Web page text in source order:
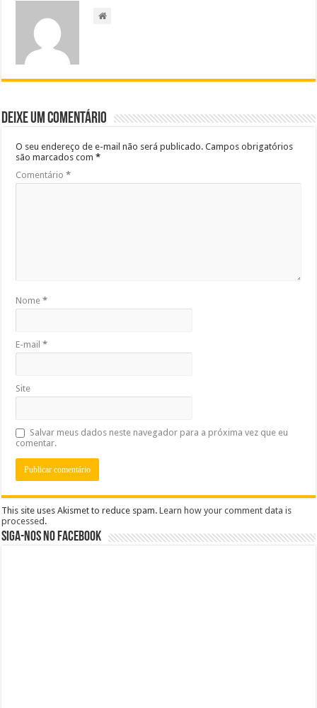
Deixe um comentário
O seu endereço de e-mail não será publicado. Campos obrigatórios
são marcados com*
Comentário*
Nome*
E-mail*
Site
Salvar meus dados neste navegador para a próxima vez que eu
comentar.
This site uses Akismet to reduce spam.Learn how your comment data is
processed .
Siga-nos no Facebook